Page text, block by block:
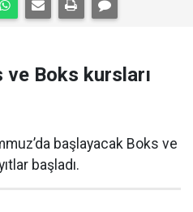
ve Boks kursları
başlayacak Boks ve
başladı.